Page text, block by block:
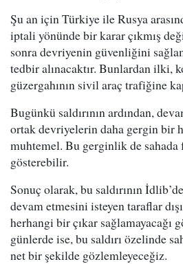
Şu an için Türkiye ile Rusya
iptali yönünde bir karar çıkmış
sonra devriyenin güvenliğini
tedbir alınacaktır. Bunlardan ilki,
güzergahının sivil araç trafiğine
Bugünkü saldırının ardından,
ortak devriyelerin daha gergin bir
muhtemel. Bu gerginlik de sahada
gösterebilir.
Sonuç olarak, bu saldırının
devam etmesini isteyen taraflar
herhangi bir çıkar sağlamayacağı
günlerde ise, bu saldırı özelinde
net bir şekilde gözlemleyeceğiz.